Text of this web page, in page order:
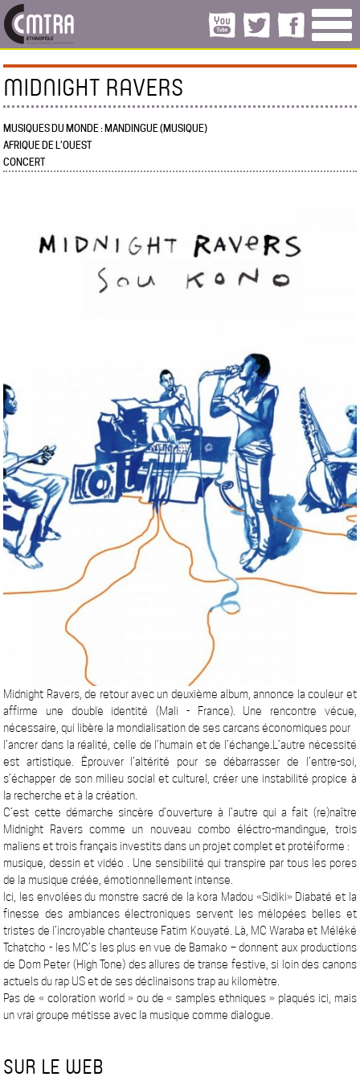
MIDNIGHT RAVERS
MUSIQUES DU MONDE : MANDINGUE (MUSIQUE)
AFRIQUE DE L’OUEST
CONCERT
Midnight Ravers, de retour avec un deuxième album, annonce la couleur et
affirme une double identité (Mali - France). Une rencontre vécue,
nécessaire, qui libère la mondialisation de ses carcans économiques pour
l’ancrer dans la réalité, celle de l’humain et de l’échange.L’autre nécessité
est artistique. Éprouver l’altérité pour se débarrasser de l’entre-soi,
s’échapper de son milieu social et culturel, créer une instabilité propice à
la recherche et à la création.
C’est cette démarche sincère d’ouverture à l’autre qui a fait (re)naître
Midnight Ravers comme un nouveau combo éléctro-mandingue, trois
maliens et trois français investits dans un projet complet et protéiforme :
musique, dessin et vidéo . Une sensibilité qui transpire par tous les pores
de la musique créée, émotionnellement intense.
Ici, les envolées du monstre sacré de la kora Madou «Sidiki» Diabaté et la
finesse des ambiances électroniques servent les mélopées belles et
tristes de l’incroyable chanteuse Fatim Kouyaté. Là, MC Waraba et Méléké
Tchatcho - les MC’s les plus en vue de Bamako – donnent aux productions
de Dom Peter (High Tone) des allures de transe festive, si loin des canons
actuels du rap US et de ses déclinaisons trap au kilomètre.
Pas de « coloration world » ou de « samples ethniques » plaqués ici, mais
un vrai groupe métisse avec la musique comme dialogue.
SUR LE WEB